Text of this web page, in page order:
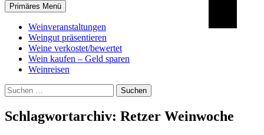
Primäres Menü
Weinveranstaltungen
Weingut präsentieren
Weine verkostet/bewertet
Wein kaufen – Geld sparen
Weinreisen
Suchen
nach:
Schlagwortarchiv: Retzer Weinwoche